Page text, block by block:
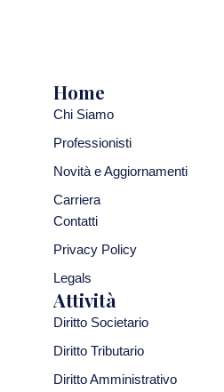
Home
Chi Siamo
Professionisti
Novità e Aggiornamenti
Carriera
Contatti
Privacy Policy
Legals
Attività
Diritto Societario
Diritto Tributario
Diritto Amministrativo